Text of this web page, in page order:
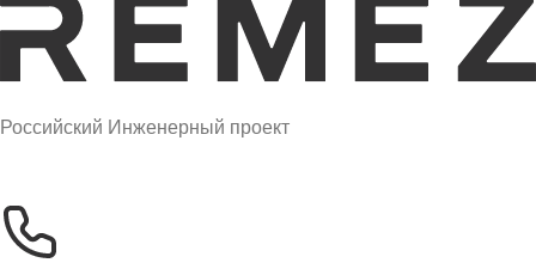
Российский Инженерный проект